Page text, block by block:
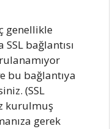
genellikle
bağlantısı
bu bağlantıya
(SSL
kurulmuş
gerek